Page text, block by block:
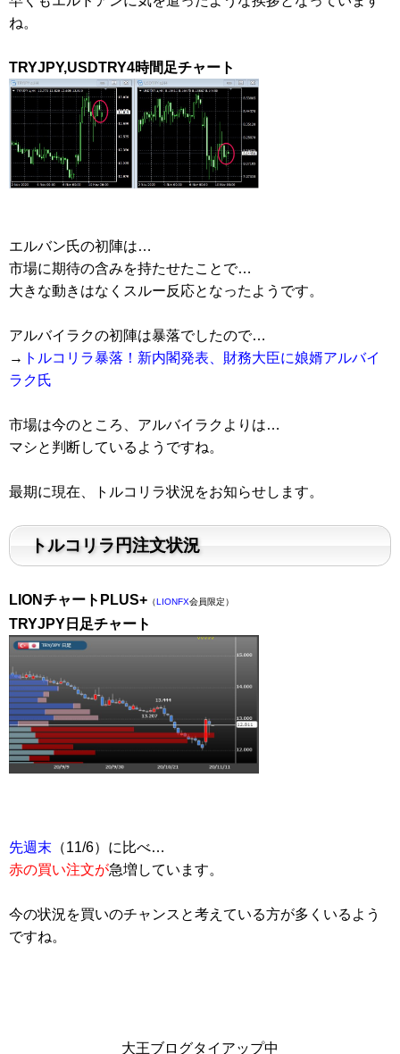
ね。
TRYJPY,USDTRY4時間足チャート
エルバン氏の初陣は…
市場に期待の含みを持たせたことで…
大きな動きはなくスルー反応となったようです。
アルバイラクの初陣は暴落でしたので…
→ トルコリラ暴落！新内閣発表、財務大臣に娘婿アルバイ
ラク氏
市場は今のところ、アルバイラクよりは…
マシと判断しているようですね。
最期に現在、トルコリラ状況をお知らせします。
トルコリラ円注文状況
LIONチャートPLUS+ （LIONFX会員限定）
TRYJPY日足チャート
先週末 （11/6）に比べ…
赤の買い注文が急増しています。
今の状況を買いのチャンスと考えている方が多くいるよう
ですね。
大王ブログタイアップ中